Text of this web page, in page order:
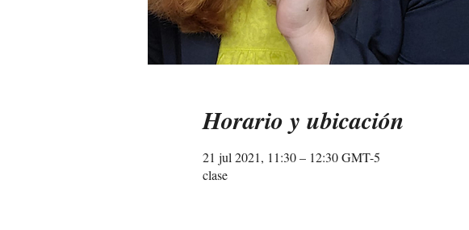
Horario y ubicación
21 jul 2021, 11:30 – 12:30 GMT-5
clase